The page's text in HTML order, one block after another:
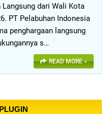
Langsung dari Wali Kota
PT Pelabuhan Indonesia
penghargaan langsung
s…
READ MORE »